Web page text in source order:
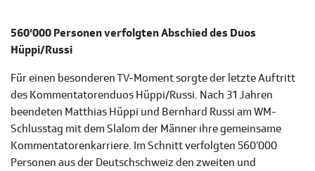
560‘000 Personen verfolgten Abschied des Duos
Hüppi/Russi
Für einen besonderen TV-Moment sorgte der letzte Auftritt
des Kommentatorenduos Hüppi/Russi. Nach 31 Jahren
beendeten Matthias Hüppi und Bernhard Russi am WM-
Schlusstag mit dem Slalom der Männer ihre gemeinsame
Kommentatorenkarriere. Im Schnitt verfolgten 560‘000
Personen aus der Deutschschweiz den zweiten und